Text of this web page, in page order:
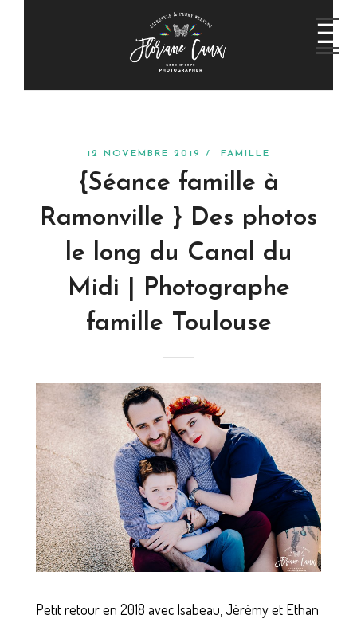
12 NOVEMBRE 2019 / FAMILLE
{Séance famille à
Ramonville } Des photos
le long du Canal du
Midi | Photographe
famille Toulouse
Petit retour en 2018 avec Isabeau, Jérémy et Ethan